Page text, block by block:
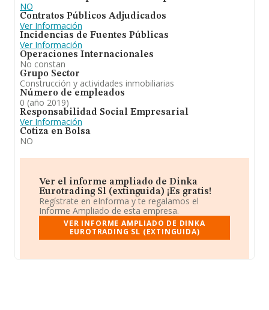
NO
Contratos Públicos Adjudicados
Ver Información
Incidencias de Fuentes Públicas
Ver Información
Operaciones Internacionales
No constan
Grupo Sector
Construcción y actividades inmobiliarias
Número de empleados
0 (año 2019)
Responsabilidad Social Empresarial
Ver Información
Cotiza en Bolsa
NO
Ver el informe ampliado de Dinka
Eurotrading Sl (extinguida) ¡Es gratis!
Regístrate en eInforma y te regalamos el
Informe Ampliado de esta empresa.
VER INFORME AMPLIADO DE DINKA
EUROTRADING SL (EXTINGUIDA)